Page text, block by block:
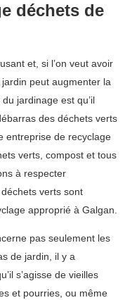
déchets de
et, si l’on veut avoir
peut augmenter la
jardinage est qu’il
des déchets verts
entreprise de recyclage
verts, compost et tous
à respecter
verts sont
approprié à Galgan.
pas seulement les
de jardin, il y a
s’agisse de vieilles
et pourries, ou même